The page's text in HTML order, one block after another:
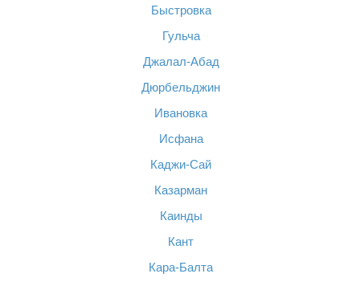
Быстровка
Гульча
Джалал-Абад
Дюрбельджин
Ивановка
Исфана
Каджи-Сай
Казарман
Каинды
Кант
Кара-Балта